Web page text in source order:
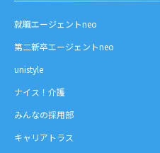
就職エージェントneo
第二新卒エージェントneo
unistyle
ナイス！介護
みんなの採用部
キャリアトラス